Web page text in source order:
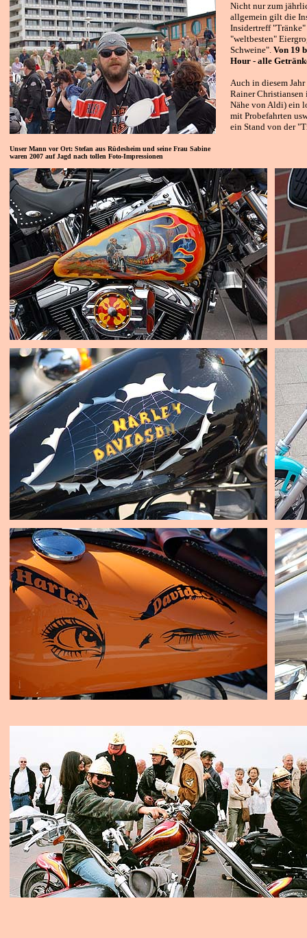
Unser Mann vor Ort: Stefan aus Rüdesheim und seine Frau Sabine
waren 2007 auf Jagd nach tollen Foto-Impressionen
Nicht nur zum
allgemein gilt die
Insidertreff
"weltbesten"
Schweine". Von 19
Hour - alle
Auch in diesem
Rainer Christiansen
Nähe von Aldi) ein
mit Probefahrten
ein Stand von der